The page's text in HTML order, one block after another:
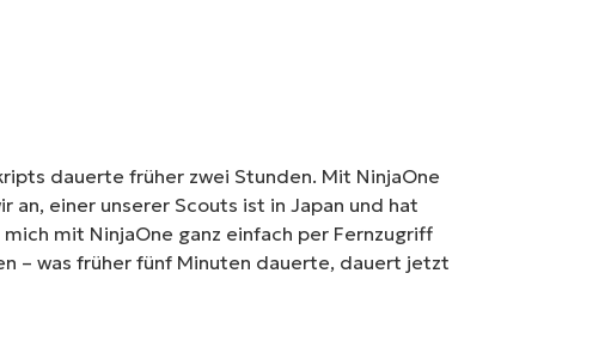
dauerte früher zwei Stunden. Mit NinjaOne
an, einer unserer Scouts ist in Japan und hat
mit NinjaOne ganz einfach per Fernzugriff
– was früher fünf Minuten dauerte, dauert jetzt